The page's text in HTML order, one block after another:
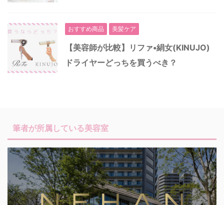
おすすめ商品 美髪ケア
【美容師が比較】リファ•絹女(KINUJO)
ドライヤーどっちを買うべき？
筆者が所属している美容室